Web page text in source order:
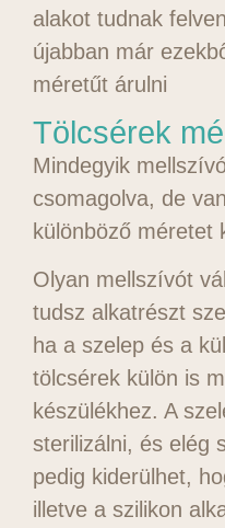
alakot tudnak
újabban már
méretűt árulni
Tölcsérek
Mindegyik
csomagolva, de
különböző méretet
Olyan mellszívót
tudsz alkatrészt
ha a szelep és a
tölcsérek külön is
készülékhez. A
sterilizálni, és elég
pedig kiderülhet,
illetve a szilikon